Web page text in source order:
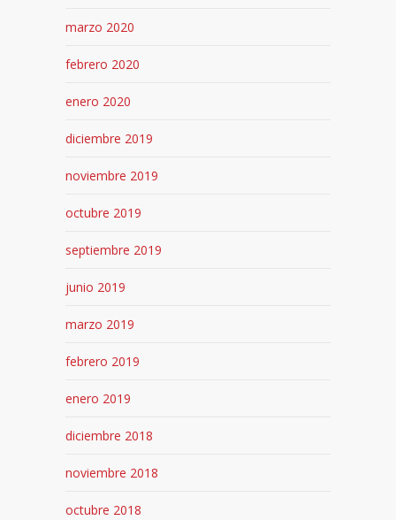
marzo 2020
febrero 2020
enero 2020
diciembre 2019
noviembre 2019
octubre 2019
septiembre 2019
junio 2019
marzo 2019
febrero 2019
enero 2019
diciembre 2018
noviembre 2018
octubre 2018